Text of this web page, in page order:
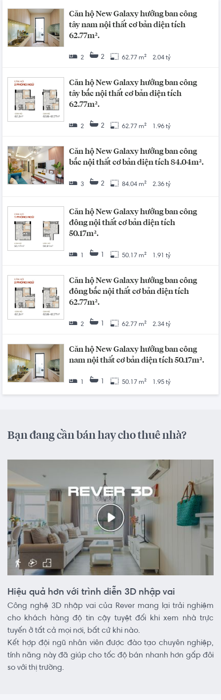
Căn hộ New Galaxy hướng ban công
tây nam nội thất cơ bản diện tích
62.77m².
2 2 62.77 m² 2.04 tỷ
Căn hộ New Galaxy hướng ban công
tây bắc nội thất cơ bản diện tích
62.77m².
2 2 62.77 m² 1.96 tỷ
Căn hộ New Galaxy hướng ban công
bắc nội thất cơ bản diện tích 84.04m².
3 2 84.04 m² 2.36 tỷ
Căn hộ New Galaxy hướng ban công
đông nội thất cơ bản diện tích
50.17m².
1 50.17 m² 1.91 tỷ
Căn hộ New Galaxy hướng ban công
đông bắc nội thất cơ bản diện tích
62.77m².
2 1 62.77 m² 2.34 tỷ
Căn hộ New Galaxy hướng ban công
nam nội thất cơ bản diện tích 50.17m².
1 50.17 m² 1.95 tỷ
Bạn đang cần bán hay cho thuê nhà?
Hiệu quả hơn với trình diễn 3D nhập vai
Công nghệ 3D nhập vai của Rever mang lại trải nghiệm
cho khách hàng độ tin cậy tuyệt đối khi xem nhà trực
tuyến ở tất cả mọi nơi, bất cứ khi nào.
Kết hợp đội ngũ nhân viên được đào tạo chuyên nghiệp,
tính năng này đã giúp cho tốc độ bán nhanh hơn gấp đôi
so với thị trường.